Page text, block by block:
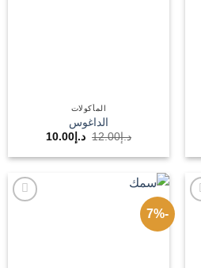
المأكولات
الداغوس
د.إ12.00 السعر
الأصلي
هو:
د.إ10.00
هو:
-7%